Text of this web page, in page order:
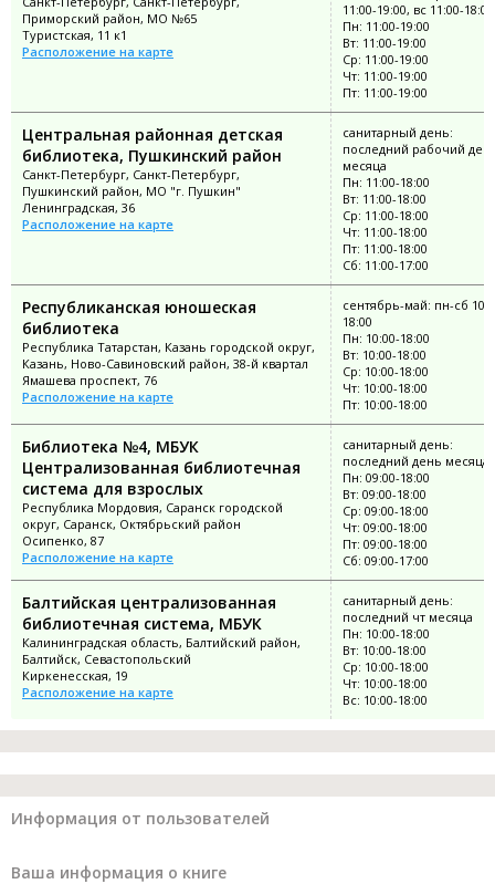
Приморский район, МО №65
Туристская, 11 к1
Расположение на карте
11:00-19:00, вс 11:00-18:00
Пн: 11:00-19:00
Вт: 11:00-19:00
Ср: 11:00-19:00
Чт: 11:00-19:00
Пт: 11:00-19:00
Центральная районная детская
библиотека, Пушкинский район
Санкт-Петербург, Санкт-Петербург,
Пушкинский район, МО "г. Пушкин"
Ленинградская, 36
Расположение на карте
санитарный день:
последний рабочий
месяца
Пн: 11:00-18:00
Вт: 11:00-18:00
Ср: 11:00-18:00
Чт: 11:00-18:00
Пт: 11:00-18:00
Сб: 11:00-17:00
Республиканская юношеская
библиотека
Республика Татарстан, Казань городской округ,
Казань, Ново-Савиновский район, 38-й квартал
Ямашева проспект, 76
Расположение на карте
сентябрь-май: пн-сб
18:00
Пн: 10:00-18:00
Вт: 10:00-18:00
Ср: 10:00-18:00
Чт: 10:00-18:00
Пт: 10:00-18:00
Библиотека №4, МБУК
Централизованная библиотечная
система для взрослых
Республика Мордовия, Саранск городской
округ, Саранск, Октябрьский район
Осипенко, 87
Расположение на карте
санитарный день:
последний день месяца
Пн: 09:00-18:00
Вт: 09:00-18:00
Ср: 09:00-18:00
Чт: 09:00-18:00
Пт: 09:00-18:00
Сб: 09:00-17:00
Балтийская централизованная
библиотечная система, МБУК
Калининградская область, Балтийский район,
Балтийск, Севастопольский
Киркенесская, 19
Расположение на карте
санитарный день:
последний чт месяца
Пн: 10:00-18:00
Вт: 10:00-18:00
Ср: 10:00-18:00
Чт: 10:00-18:00
Вс: 10:00-18:00
Информация от пользователей
Ваша информация о книге